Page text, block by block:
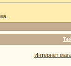
Интернет